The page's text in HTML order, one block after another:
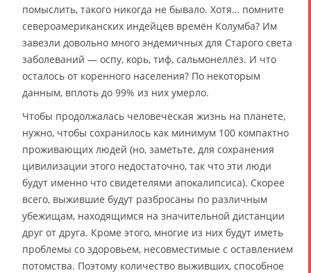
помыслить, такого никогда не бывало. Хотя… помните
североамериканских индейцев времён Колумба? Им
завезли довольно много эндемичных для Старого света
заболеваний — оспу, корь, тиф, сальмонеллёз. И что
осталось от коренного населения? По некоторым
данным, вплоть до 99% из них умерло.
Чтобы продолжалась человеческая жизнь на планете,
нужно, чтобы сохранилось как минимум 100 компактно
проживающих людей (но, заметьте, для сохранения
цивилизации этого недостаточно, так что эти люди
будут именно что свидетелями апокалипсиса). Скорее
всего, выжившие будут разбросаны по различным
убежищам, находящимся на значительной дистанции
друг от друга. Кроме этого, многие из них будут иметь
проблемы со здоровьем, несовместимые с оставлением
потомства. Поэтому количество выживших, способное